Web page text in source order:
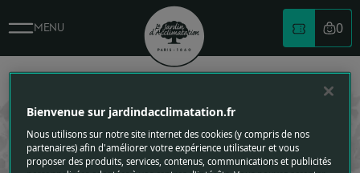
Logo du jardin d'acclimatation
MENU 0
BILLETTERIE
REPLIER VERS LE HAUT
parc en achetant vos billets à l’avance.
Retrouvez le détail des tarifs
Billetterie - Le Jardin d'Acclimatation
Bienvenue sur jardindacclimatation.fr
Nous utilisons sur notre site internet des cookies (y compris de nos
partenaires) afin d'améliorer votre expérience utilisateur et vous
proposer des produits, services, contenus, communications et publicités